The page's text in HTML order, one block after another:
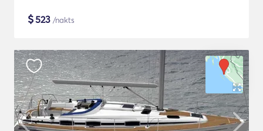
$523 /nakts